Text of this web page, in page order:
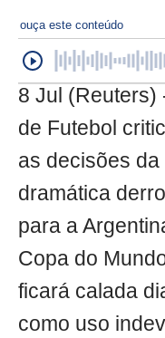
ouça este conteúdo
8 Jul (Reuters)
de Futebol
as decisões
dramática
para a
Copa do
ficará calada
como uso